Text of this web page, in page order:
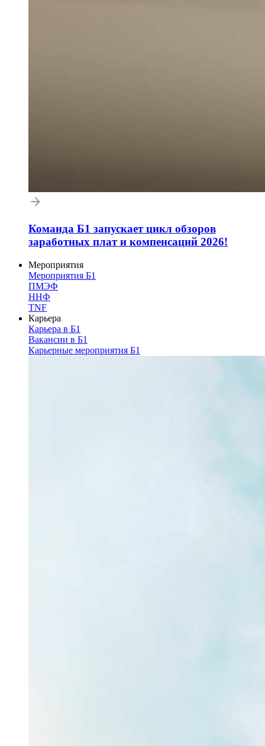
Команда Б1 запускает цикл обзоров
заработных плат и компенсаций 2026!
Мероприятия
Мероприятия Б1
ПМЭФ
ННФ
TNF
Карьера
Карьера в Б1
Вакансии в Б1
Карьерные мероприятия Б1